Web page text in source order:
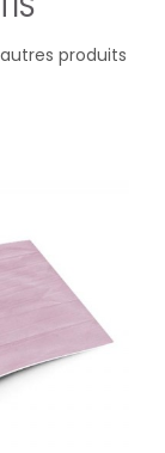
produits